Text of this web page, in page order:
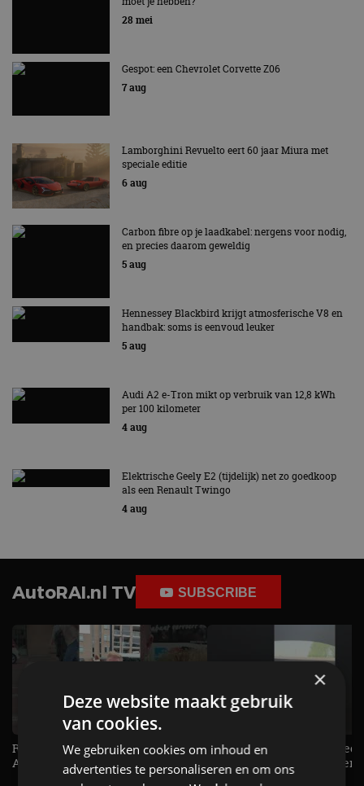
EV Experience 2026 van 24 tot 26 september
28 mei
Gespot: een Chevrolet Corvette Z06
7 aug
Lamborghini Revuelto eert 60 jaar Miura met
speciale editie
6 aug
Carbon fibre op je laadkabel: nergens voor nodig,
en precies daarom geweldig
5 aug
Hennessey Blackbird krijgt atmosferische V8 en
handbak: soms is eenvoud leuker
5 aug
Audi A2 e-Tron mikt op verbruik van 12,8 kWh
per 100 kilometer
4 aug
Elektrische Geely E2 (tijdelijk) net zo goedkoop
als een Renault Twingo
4 aug
AutoRAI.nl TV SUBSCRIBE
Raad jij onze nieuwe duurtester? -
AutoRAI TV
De Renault Twingo heeft een
opvallende snelheidsmeter! -
AutoRAI TV
×
Deze website maakt gebruik
van cookies.
We gebruiken cookies om inhoud en
advertenties te personaliseren en om ons